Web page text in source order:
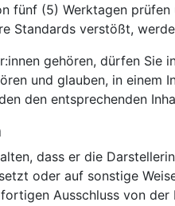
fünf (5) Werktagen
Standards verstößt,
gehören, dürfen Sie
und glauben, in
den entsprechenden
dass er die
oder auf sonstige
Ausschluss von